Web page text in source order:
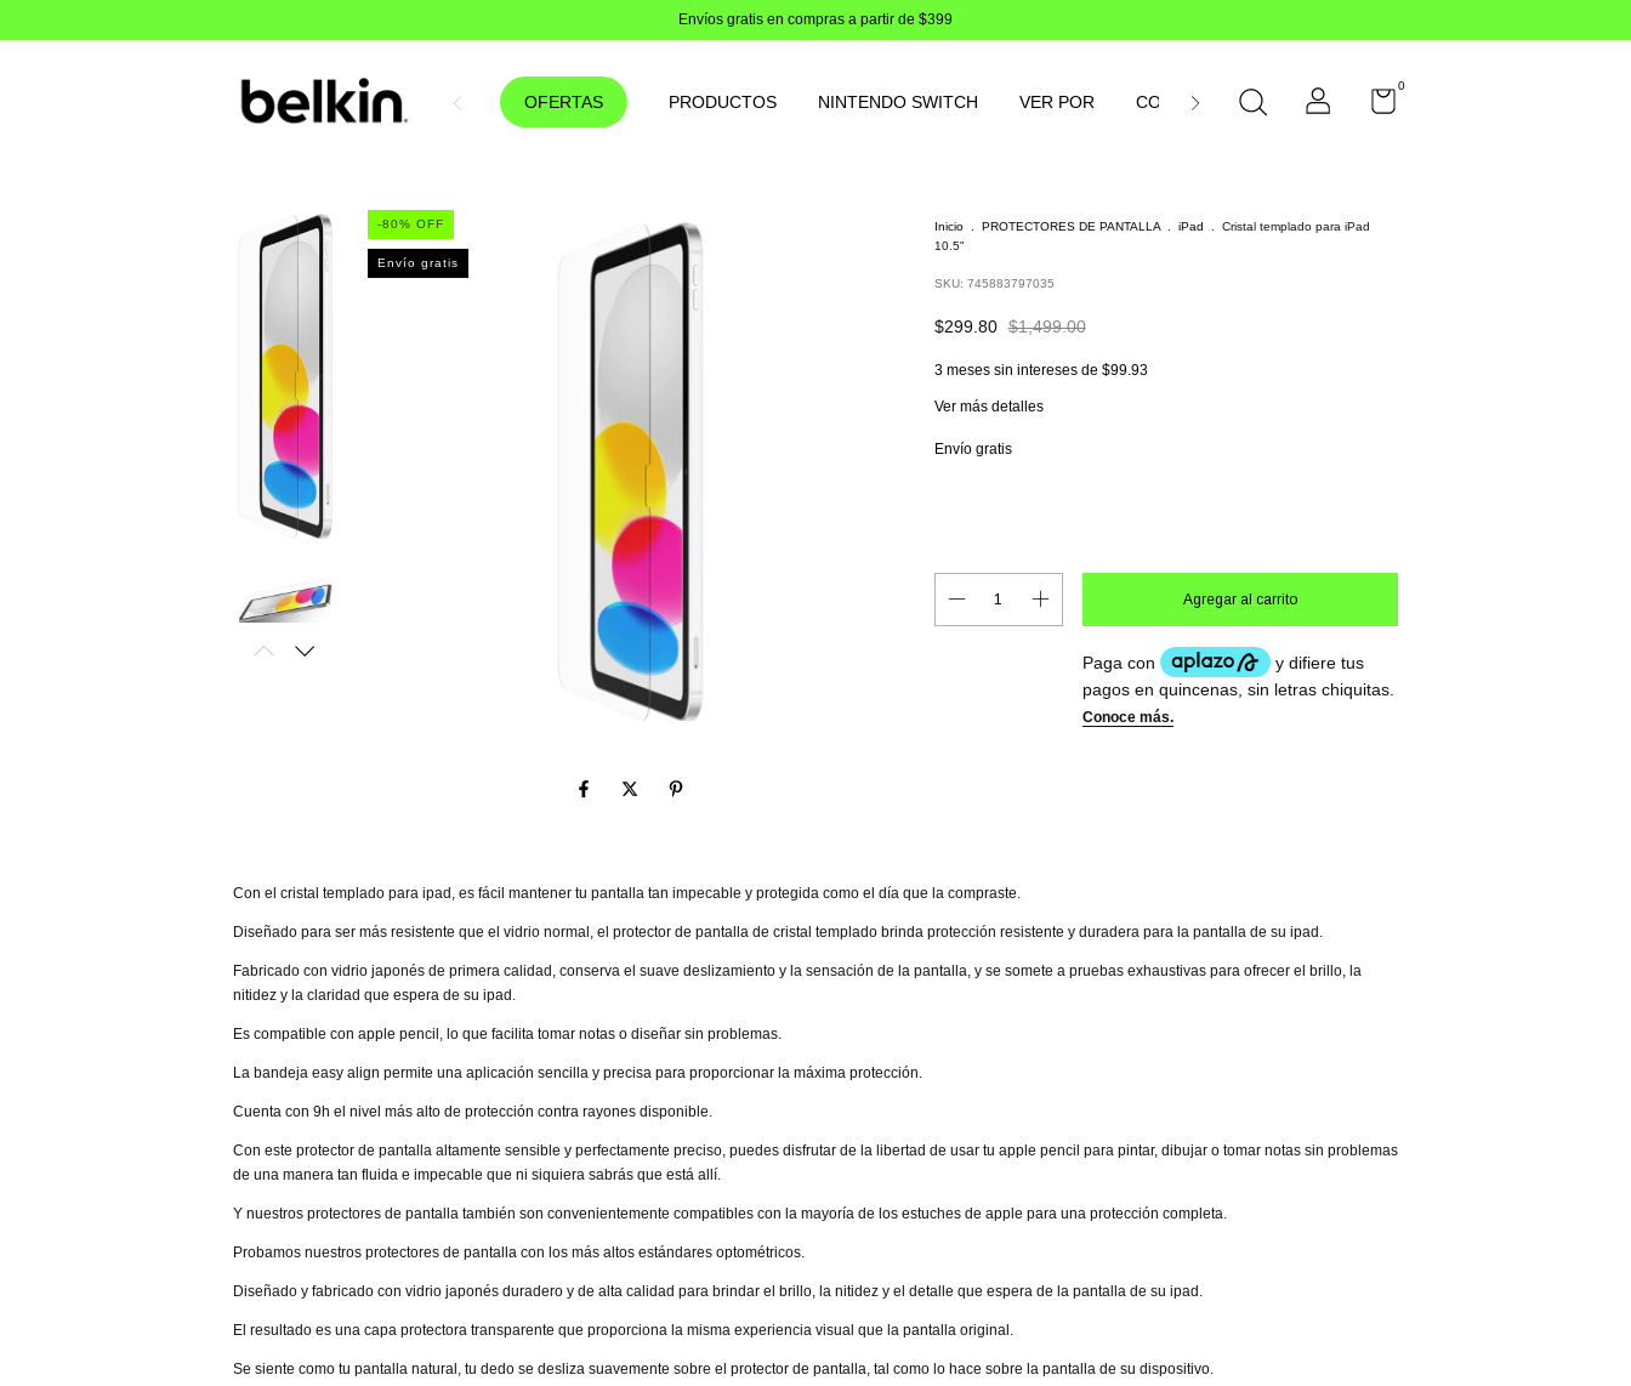
Envíos gratis en compras a partir de $399
OFERTAS PRODUCTOS NINTENDO SWITCH VER POR CONTÁCTANOS
0
-80% OFF
Envío gratis
Inicio PROTECTORES DE PANTALLA iPad
Cristal templado para iPad
10.5"
SKU: 745883797035
$299.80 $1,499.00
3 meses sin intereses de $99.93
Ver más detalles
Envío gratis
Con el cristal templado para ipad, es fácil mantener tu pantalla tan impecable y protegida como el día que la compraste.
Diseñado para ser más resistente que el vidrio normal, el protector de pantalla de cristal templado brinda protección resistente y duradera para la pantalla de su ipad.
Fabricado con vidrio japonés de primera calidad, conserva el suave deslizamiento y la sensación de la pantalla, y se somete a pruebas exhaustivas para ofrecer el brillo, la
nitidez y la claridad que espera de su ipad.
Es compatible con apple pencil, lo que facilita tomar notas o diseñar sin problemas.
La bandeja easy align permite una aplicación sencilla y precisa para proporcionar la máxima protección.
Cuenta con 9h el nivel más alto de protección contra rayones disponible.
Con este protector de pantalla altamente sensible y perfectamente preciso, puedes disfrutar de la libertad de usar tu apple pencil para pintar, dibujar o tomar notas sin problemas
de una manera tan fluida e impecable que ni siquiera sabrás que está allí.
Y nuestros protectores de pantalla también son convenientemente compatibles con la mayoría de los estuches de apple para una protección completa.
Probamos nuestros protectores de pantalla con los más altos estándares optométricos.
Diseñado y fabricado con vidrio japonés duradero y de alta calidad para brindar el brillo, la nitidez y el detalle que espera de la pantalla de su ipad.
El resultado es una capa protectora transparente que proporciona la misma experiencia visual que la pantalla original.
Se siente como tu pantalla natural, tu dedo se desliza suavemente sobre el protector de pantalla, tal como lo hace sobre la pantalla de su dispositivo.